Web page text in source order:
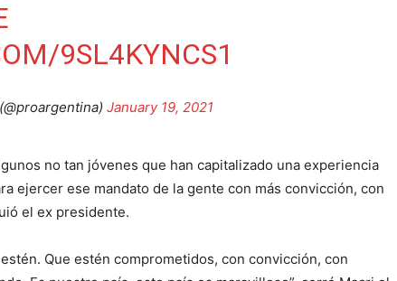
9SL4KYNCS1
January 19, 2021
no tan jóvenes que han capitalizado una experiencia
ejercer ese mandato de la gente con más convicción, con
el ex presidente.
Que estén comprometidos, con convicción, con